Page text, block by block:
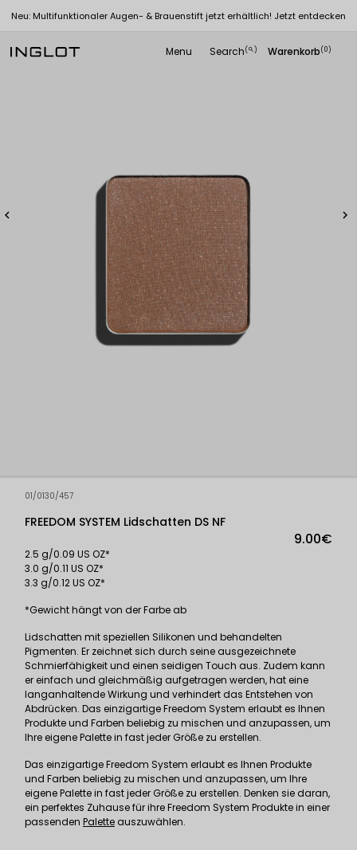
Neu: Multifunktionaler Augen- & Brauenstift jetzt erhältlich! Jetzt entdecken
Menu Search(
search ) Warenkorb(0)
 
01/0130/457
FREEDOM SYSTEM Lidschatten DS NF
9.00€
2.5 g/0.09 US OZ*
3.0 g/0.11 US OZ*
3.3 g/0.12 US OZ*
*Gewicht hängt von der Farbe ab
Lidschatten mit speziellen Silikonen und behandelten
Pigmenten. Er zeichnet sich durch seine ausgezeichnete
Schmierfähigkeit und einen seidigen Touch aus. Zudem kann
er einfach und gleichmäßig aufgetragen werden, hat eine
langanhaltende Wirkung und verhindert das Entstehen von
Abdrücken. Das einzigartige Freedom System erlaubt es Ihnen
Produkte und Farben beliebig zu mischen und anzupassen, um
Ihre eigene Palette in fast jeder Größe zu erstellen.
Das einzigartige Freedom System erlaubt es Ihnen Produkte
und Farben beliebig zu mischen und anzupassen, um Ihre
eigene Palette in fast jeder Größe zu erstellen. Denken sie daran,
ein perfektes Zuhause für ihre Freedom System Produkte in einer
passenden Palette auszuwählen.